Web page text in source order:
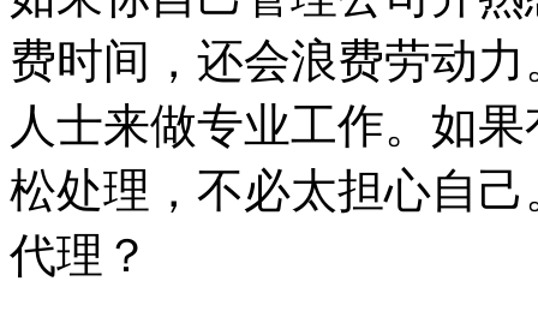
费时间，还会浪费劳动
人士来做专业工作。如
松处理，不必太担心自
代理？